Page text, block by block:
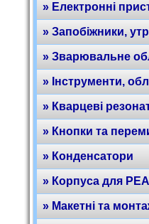
» Електронні
» Запобіжники,
» Зварювальне
» Інструменти,
» Кварцеві
» Кнопки та
» Конденсатори
» Корпуса для РЕА
» Макетні та